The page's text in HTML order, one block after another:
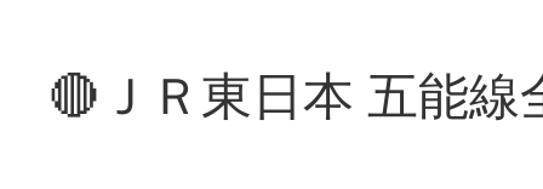
🔴ＪＲ東日本 五能